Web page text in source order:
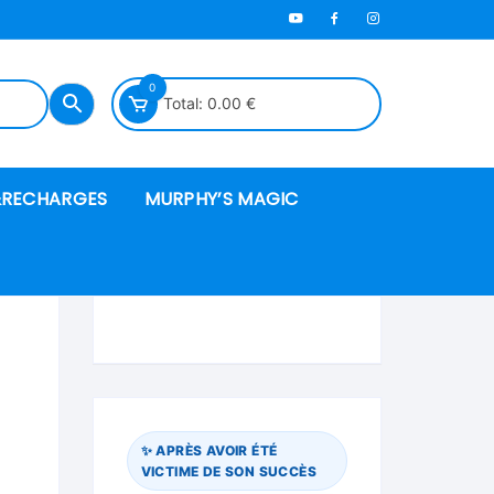
0
Total: 0.00 €
et cordes
MURPHY’S MAGIC
✨ APRÈS AVOIR ÉTÉ
VICTIME DE SON SUCCÈS